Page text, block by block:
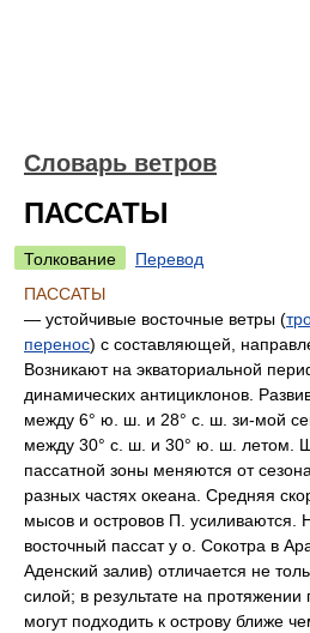
Словарь ветров
ПАССАТЫ
Толкование
Перевод
ПАССАТЫ
— устойчивые восточные ветры (
перенос) с составляющей,
Возникают на экваториальной
динамических антициклонов.
между 6° ю. ш. и 28° с. ш. зи-мой
между 30° с. ш. и 30° ю. ш. летом.
пассатной зоны меняются от
разных частях океана. Средняя
мысов и островов П. усиливаются.
восточный пассат у о. Сокотра в
Аденский залив) отличается не
силой; в результате на
могут подходить к острову ближе